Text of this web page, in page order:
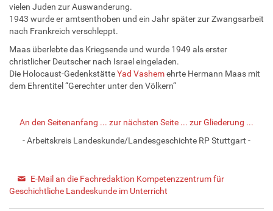
vielen Juden zur Auswanderung.
1943 wurde er amtsenthoben und ein Jahr später zur Zwangsarbeit
nach Frankreich verschleppt.
Maas überlebte das Kriegsende und wurde 1949 als erster
christlicher Deutscher nach Israel eingeladen.
Die Holocaust-GedenkstätteYad Vashemehrte Hermann Maas mit
dem Ehrentitel “Gerechter unter den Völkern“
An den Seitenanfang ... zur nächsten Seite ... zur Gliederung ...
- Arbeitskreis Landeskunde/Landesgeschichte RP Stuttgart -
E-Mail an die Fachredaktion Kompetenzzentrum für
Geschichtliche Landeskunde im Unterricht